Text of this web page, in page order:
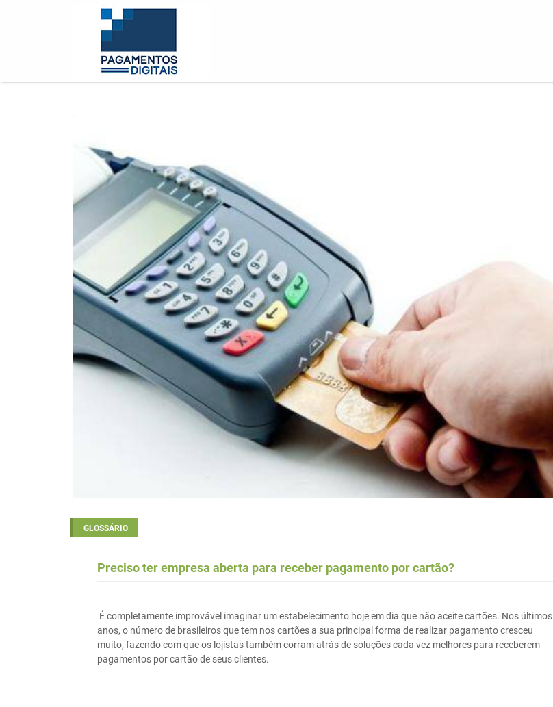
GLOSSÁRIO
Preciso ter empresa aberta para receber pagamento por cartão?
É completamente improvável imaginar um estabelecimento hoje em dia que não aceite cartões. Nos últimos
anos, o número de brasileiros que tem nos cartões a sua principal forma de realizar pagamento cresceu
muito, fazendo com que os lojistas também corram atrás de soluções cada vez melhores para receberem
pagamentos por cartão de seus clientes.